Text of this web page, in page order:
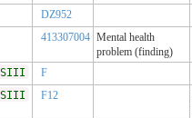
DZ952
413307004 Mental health
problem (finding)
F
F12